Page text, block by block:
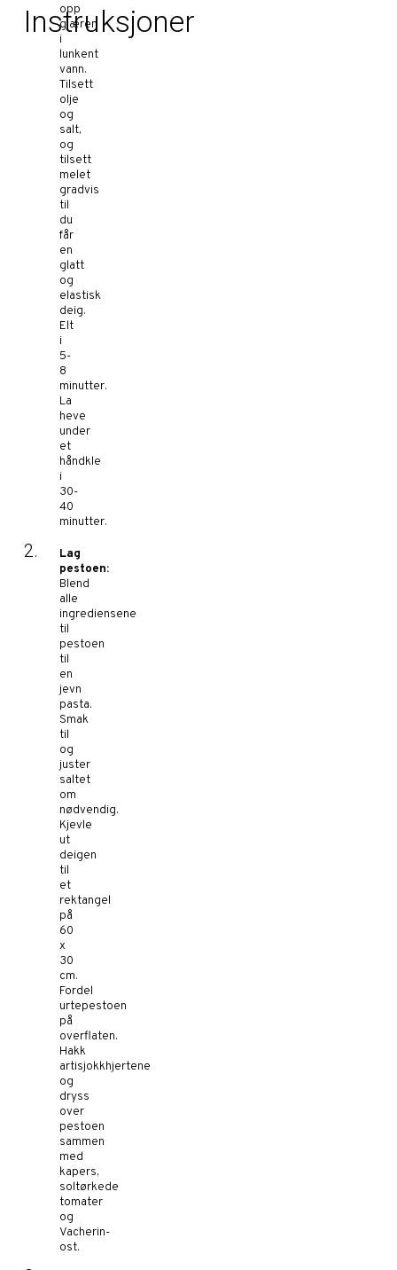
Instruksjoner
opp
gjæren
i
lunkent
vann.
Tilsett
olje
og
salt,
og
tilsett
melet
gradvis
til
du
får
en
glatt
og
elastisk
deig.
Elt
i
5-
8
minutter.
La
heve
under
et
håndkle
i
30-
40
minutter.
Lag
pestoen:
Blend
alle
ingrediensene
til
pestoen
til
en
jevn
pasta.
Smak
til
og
juster
saltet
om
nødvendig.
Kjevle
ut
deigen
til
et
rektangel
på
60
x
30
cm.
Fordel
urtepestoen
på
overflaten.
Hakk
artisjokkhjertene
og
dryss
over
pestoen
sammen
med
kapers,
soltørkede
tomater
og
Vacherin-
ost.